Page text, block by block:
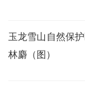
玉龙雪山自然保
林麝（图）